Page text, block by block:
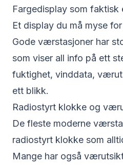
Fargedisplay som faktisk
Et display du må myse
Gode værstasjoner har
som viser all info på ett
fuktighet, vinddata,
ett blikk.
Radiostyrt klokke og
De fleste moderne
radiostyrt klokke som
Mange har også